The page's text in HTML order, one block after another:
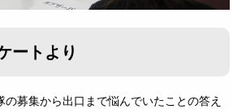
ートより
の募集から出口まで悩んでいたことの答え